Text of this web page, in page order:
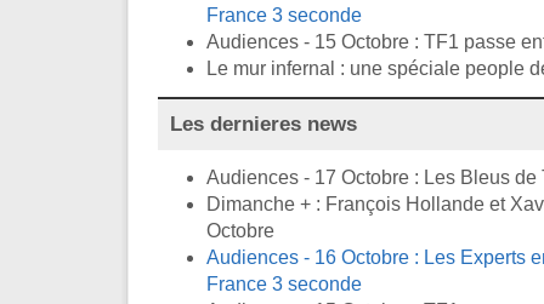
France 3 seconde
Audiences - 15 Octobre : TF1 passe
Le mur infernal : une spéciale people
Les dernieres news
Audiences - 17 Octobre : Les Bleus
Dimanche + : François Hollande et
Octobre
Audiences - 16 Octobre : Les Experts
France 3 seconde